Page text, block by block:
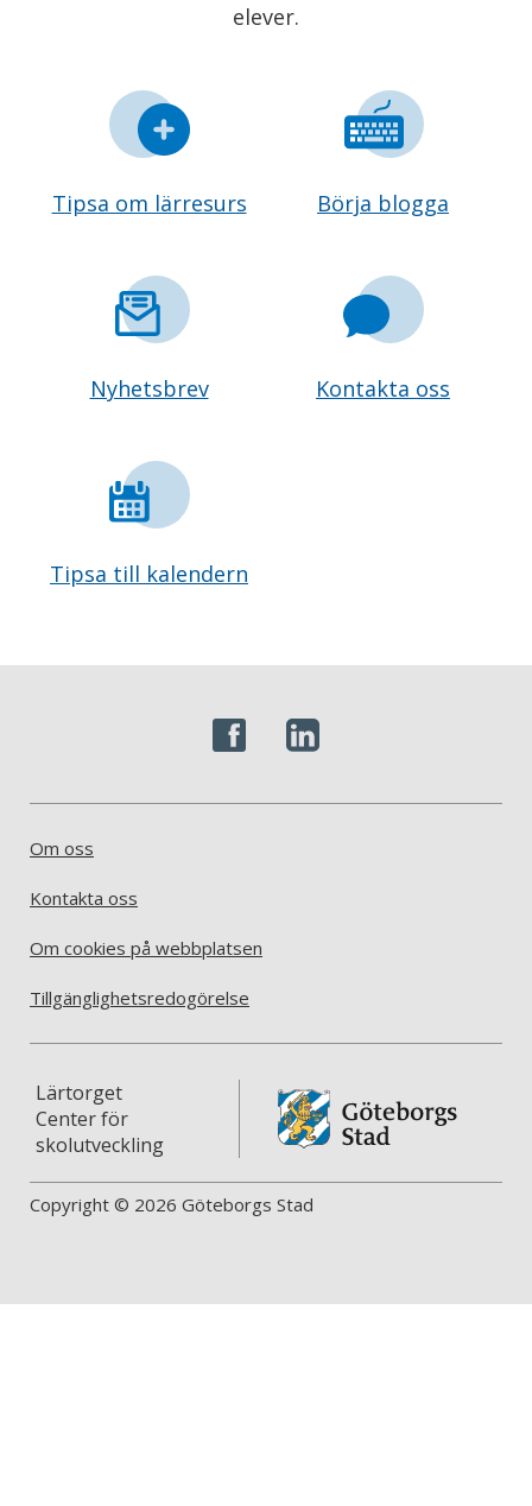
elever.
Tipsa om lärresurs Börja blogga
Nyhetsbrev Kontakta oss
Tipsa till kalendern
Om oss
Kontakta oss
Om cookies på webbplatsen
Tillgänglighetsredogörelse
Lärtorget
Center för
skolutveckling
Copyright © 2026 Göteborgs Stad